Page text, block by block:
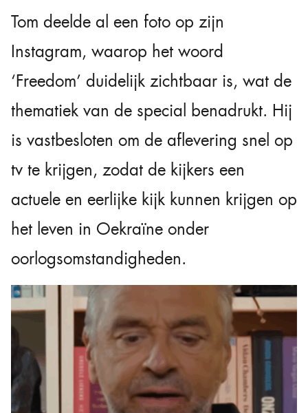
Tom deelde al een foto op zijn
Instagram, waarop het woord
‘Freedom’ duidelijk zichtbaar is, wat de
thematiek van de special benadrukt. Hij
is vastbesloten om de aflevering snel op
tv te krijgen, zodat de kijkers een
actuele en eerlijke kijk kunnen krijgen op
het leven in Oekraïne onder
oorlogsomstandigheden.